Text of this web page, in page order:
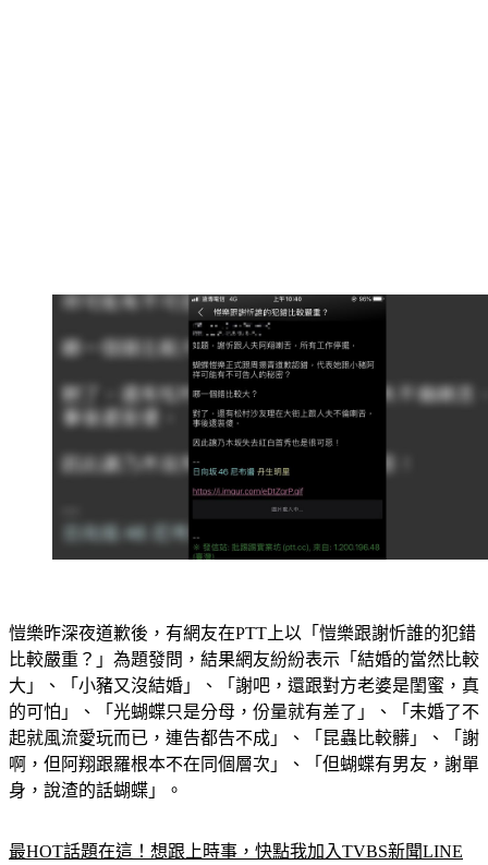
愷樂昨深夜道歉後，有網友在PTT上以「愷樂跟謝忻誰的犯錯
比較嚴重？」為題發問，結果網友紛紛表示「結婚的當然比較
大」、「小豬又沒結婚」、「謝吧，還跟對方老婆是閨蜜，真
的可怕」、「光蝴蝶只是分母，份量就有差了」、「未婚了不
起就風流愛玩而已，連告都告不成」、「昆蟲比較髒」、「謝
啊，但阿翔跟羅根本不在同個層次」、「但蝴蝶有男友，謝單
身，說渣的話蝴蝶」。
最HOT話題在這！想跟上時事，快點我加入TVBS新聞LINE